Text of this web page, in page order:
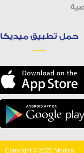
حمل تطبيق ميديكا
Copyright © 2026 Medica